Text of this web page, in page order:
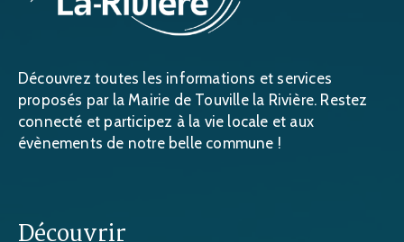
Découvrez toutes les informations et services
proposés par la Mairie de Touville la Rivière. Restez
connecté et participez à la vie locale et aux
évènements de notre belle commune !